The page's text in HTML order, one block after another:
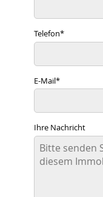
Telefon*
E-Mail*
Ihre Nachricht